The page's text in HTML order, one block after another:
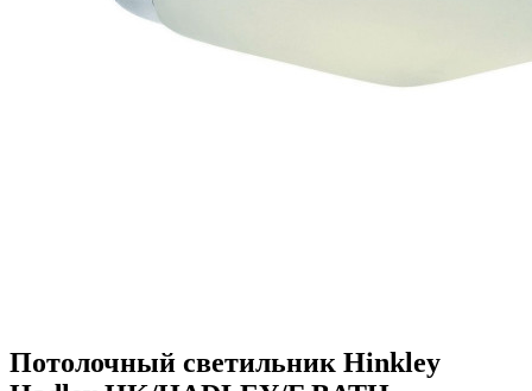
Потолочный светильник Hinkley